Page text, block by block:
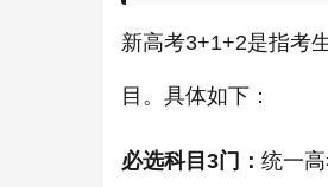
新高考3+1+2是指考
目。具体如下：
必选科目3门： 统一